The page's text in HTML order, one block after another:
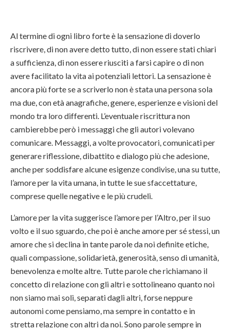
Al termine di ogni libro forte è la sensazione di doverlo
riscrivere, di non avere detto tutto, di non essere stati chiari
a sufficienza, di non essere riusciti a farsi capire o di non
avere facilitato la vita ai potenziali lettori. La sensazione è
ancora più forte se a scriverlo non è stata una persona sola
ma due, con età anagrafiche, genere, esperienze e visioni del
mondo tra loro differenti. L’eventuale riscrittura non
cambierebbe però i messaggi che gli autori volevano
comunicare. Messaggi, a volte provocatori, comunicati per
generare riflessione, dibattito e dialogo più che adesione,
anche per soddisfare alcune esigenze condivise, una su tutte,
l’amore per la vita umana, in tutte le sue sfaccettature,
comprese quelle negative e le più crudeli.
L’amore per la vita suggerisce l’amore per l’Altro, per il suo
volto e il suo sguardo, che poi è anche amore per sé stessi, un
amore che si declina in tante parole da noi definite etiche,
quali compassione, solidarietà, generosità, senso di umanità,
benevolenza e molte altre. Tutte parole che richiamano il
concetto di relazione con gli altri e sottolineano quanto noi
non siamo mai soli, separati dagli altri, forse neppure
autonomi come pensiamo, ma sempre in contatto e in
stretta relazione con altri da noi. Sono parole sempre in